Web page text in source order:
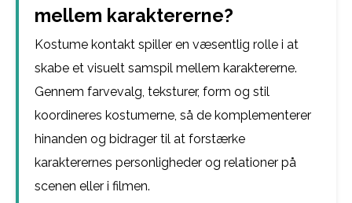
mellem karaktererne?
Kostume kontakt spiller en væsentlig rolle i at
skabe et visuelt samspil mellem karaktererne.
Gennem farvevalg, teksturer, form og stil
koordineres kostumerne, så de komplementerer
hinanden og bidrager til at forstærke
karakterernes personligheder og relationer på
scenen eller i filmen.